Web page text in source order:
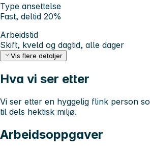
Type ansettelse
Fast, deltid 20%
Arbeidstid
Skift, kveld og dagtid, alle dager
Vis flere detaljer
Hva vi ser etter
Vi ser etter en hyggelig flink person
til dels hektisk miljø.
Arbeidsoppgaver